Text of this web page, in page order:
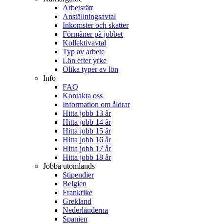
Arbetsrätt
Anställningsavtal
Inkomster och skatter
Förmåner på jobbet
Kollektivavtal
Typ av arbete
Lön efter yrke
Olika typer av lön
Info
FAQ
Kontakta oss
Information om åldrar
Hitta jobb 13 år
Hitta jobb 14 år
Hitta jobb 15 år
Hitta jobb 16 år
Hitta jobb 17 år
Hitta jobb 18 år
Jobba utomlands
Stipendier
Belgien
Frankrike
Grekland
Nederländerna
Spanien